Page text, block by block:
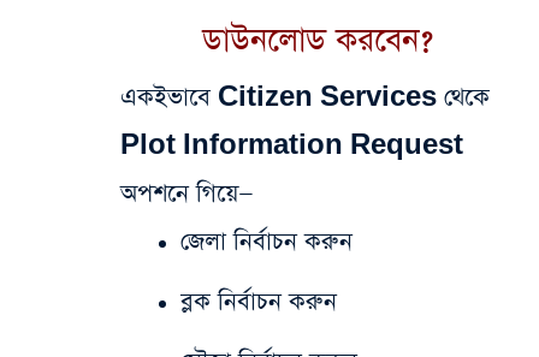
ডাউনলোড করবেন?
একইভাবে Citizen Services থেকে
Plot Information Request
অপশনে গিয়ে—
জেলা নির্বাচন করুন
ব্লক নির্বাচন করুন